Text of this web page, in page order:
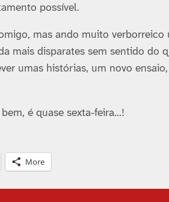
possí­vel.
mas ando muito
mais disparates sem sentido do
umas histórias, um novo
é quase sexta-feira…!
More